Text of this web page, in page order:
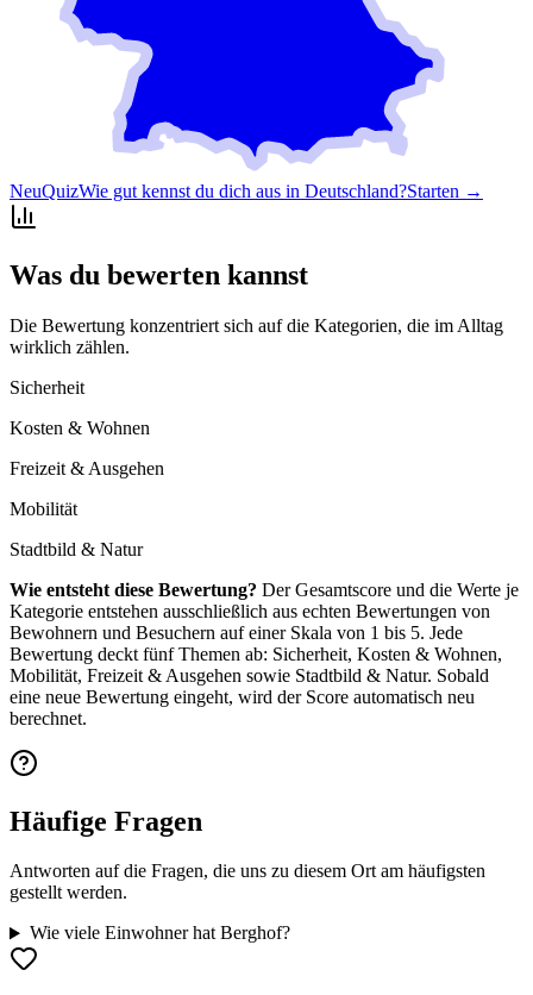
NeuQuizWie gut kennst du dich aus in Deutschland?Starten →
Was du bewerten kannst
Die Bewertung konzentriert sich auf die Kategorien, die im Alltag
wirklich zählen.
Sicherheit
Kosten & Wohnen
Freizeit & Ausgehen
Mobilität
Stadtbild & Natur
Wie entsteht diese Bewertung? Der Gesamtscore und die Werte je
Kategorie entstehen ausschließlich aus echten Bewertungen von
Bewohnern und Besuchern auf einer Skala von 1 bis 5. Jede
Bewertung deckt fünf Themen ab: Sicherheit, Kosten & Wohnen,
Mobilität, Freizeit & Ausgehen sowie Stadtbild & Natur. Sobald
eine neue Bewertung eingeht, wird der Score automatisch neu
berechnet.
Häufige Fragen
Antworten auf die Fragen, die uns zu diesem Ort am häufigsten
gestellt werden.
Wie viele Einwohner hat Berghof?